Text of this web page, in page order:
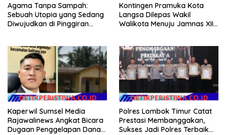
Agama Tanpa Sampah:
Sebuah Utopia yang Sedang
Diwujudkan di Pinggiran
Kontingen Pramuka Kota
Langsa Dilepas Wakil
Walikota Menuju Jamnas XII
Kaperwil Sumsel Media
Rajawalinews Angkat Bicara
Dugaan Penggelapan Dana
Polres Lombok Timur Catat
Prestasi Membanggakan,
Sukses Jadi Polres Terbaik